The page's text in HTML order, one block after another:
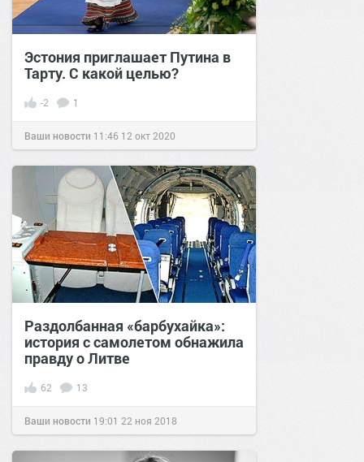
Эстония приглашает Путина в
Тарту. С какой целью?
-2 1
Ваши новости 11:46 12 окт 2020
Раздолбанная «барбухайка»:
история с самолетом обнажила
правду о Литве
62 13
Ваши новости 19:01 22 ноя 2018